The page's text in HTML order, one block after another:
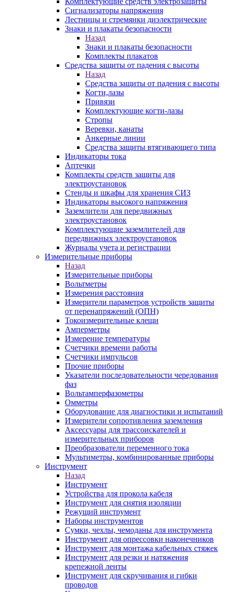
Сигнализаторы напряжения
Лестницы и стремянки диэлектрические
Знаки и плакаты безопасности
Назад
Знаки и плакаты безопасности
Комплекты плакатов
Средства защиты от падения с высоты
Назад
Средства защиты от падения с высоты
Когти,лазы
Привязи
Комплектующие когти-лазы
Стропы
Веревки, канаты
Анкерные линии
Средства защиты втягивающего типа
Индикаторы тока
Аптечки
Комплекты средств защиты для
электроустановок
Стенды и шкафы для хранения СИЗ
Индикаторы высокого напряжения
Заземлители для передвижных
электроустановок
Комплектующие заземлителей для
передвижных электроустановок
Журналы учета и регистрации
Измерительные приборы
Назад
Измерительные приборы
Вольтметры
Измерения расстояния
Измерители параметров устройств защиты
от перенапряжений (ОПН)
Токоизмерительные клещи
Амперметры
Измерение температуры
Счетчики времени работы
Счетчики импульсов
Прочие приборы
Указатели последовательности чередования
фаз
Вольтамперфазометры
Омметры
Оборудование для диагностики и испытаний
Измерители сопротивления заземления
Аксессуары для трассоискателей и
измерительных приборов
Преобразователи переменного тока
Мультиметры, комбинированные приборы
Инструмент
Назад
Инструмент
Устройства для прокола кабеля
Инструмент для снятия изоляции
Режущий инструмент
Наборы инструментов
Сумки, чехлы, чемоданы для инструмента
Инструмент для опрессовки наконечников
Инструмент для монтажа кабельных стяжек
Инструмент для резки и натяжения
крепежной ленты
Инструмент для скручивания и гибки
проводов